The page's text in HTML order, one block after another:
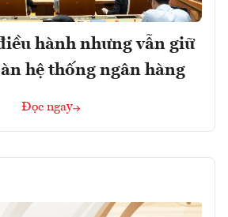
hành nhưng vẫn giữ
hệ thống ngân hàng
Đọc ngay